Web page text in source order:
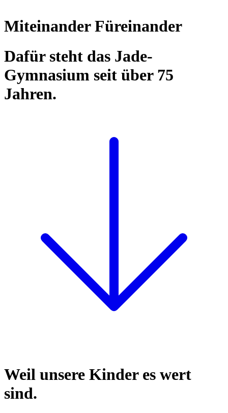
Miteinander Füreinander
Dafür steht das Jade-
Gymnasium seit über 75
Jahren.
Weil unsere Kinder es wert
sind.